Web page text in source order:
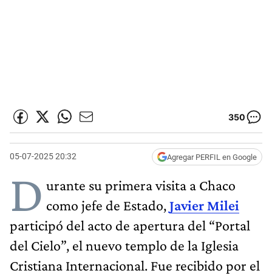
350
05-07-2025 20:32 Agregar PERFIL en Google
D urante su primera visita a Chaco
como jefe de Estado,Javier Milei
participó del acto de apertura del “Portal
del Cielo”, el nuevo templo de la Iglesia
Cristiana Internacional. Fue recibido por el